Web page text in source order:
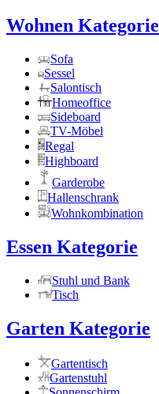
Wohnen Kategorie
Sofa
Sessel
Salontisch
Homeoffice
Sideboard
TV-Möbel
Regal
Highboard
Garderobe
Hallenschrank
Wohnkombination
Essen Kategorie
Stuhl und Bank
Tisch
Garten Kategorie
Gartentisch
Gartenstuhl